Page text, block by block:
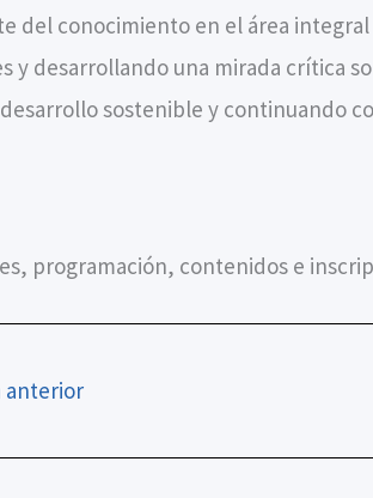
del conocimiento en el área
y desarrollando una mirada crítica
sostenible y continuando
programación, contenidos e
anterior